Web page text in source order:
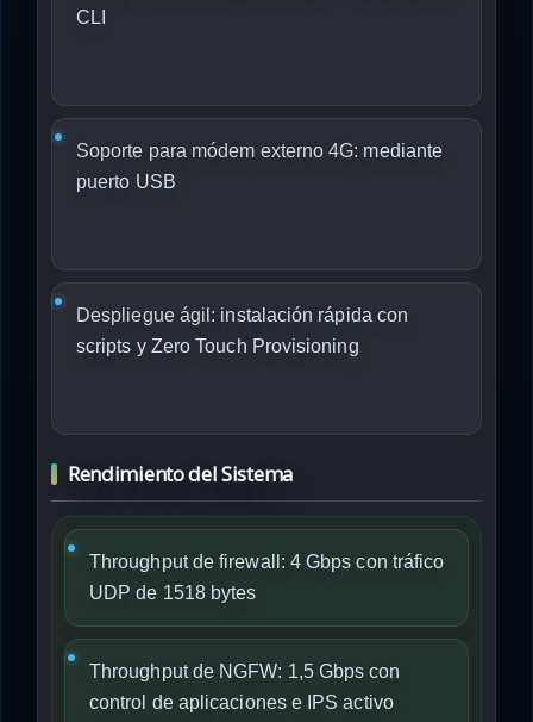
CLI
Soporte para módem externo 4G: mediante
puerto USB
Despliegue ágil: instalación rápida con
scripts y Zero Touch Provisioning
Rendimiento del Sistema
Throughput de firewall: 4 Gbps con tráfico
UDP de 1518 bytes
Throughput de NGFW: 1,5 Gbps con
control de aplicaciones e IPS activo